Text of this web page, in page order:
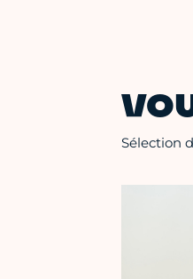
Sélection